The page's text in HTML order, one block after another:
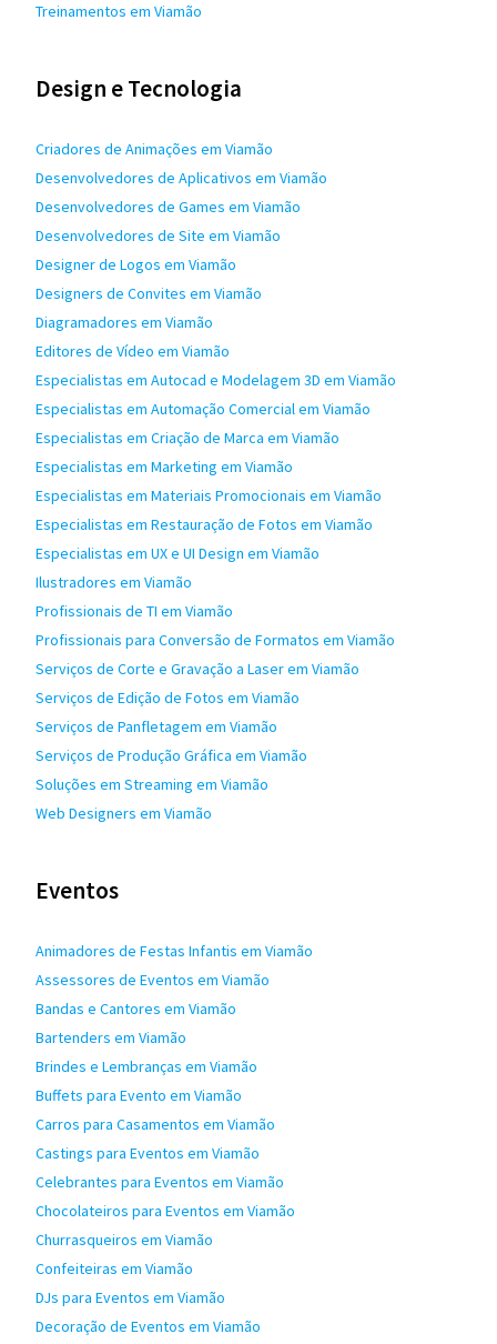
Treinamentos em Viamão
Design e Tecnologia
Criadores de Animações em Viamão
Desenvolvedores de Aplicativos em Viamão
Desenvolvedores de Games em Viamão
Desenvolvedores de Site em Viamão
Designer de Logos em Viamão
Designers de Convites em Viamão
Diagramadores em Viamão
Editores de Vídeo em Viamão
Especialistas em Autocad e Modelagem 3D em Viamão
Especialistas em Automação Comercial em Viamão
Especialistas em Criação de Marca em Viamão
Especialistas em Marketing em Viamão
Especialistas em Materiais Promocionais em Viamão
Especialistas em Restauração de Fotos em Viamão
Especialistas em UX e UI Design em Viamão
Ilustradores em Viamão
Profissionais de TI em Viamão
Profissionais para Conversão de Formatos em Viamão
Serviços de Corte e Gravação a Laser em Viamão
Serviços de Edição de Fotos em Viamão
Serviços de Panfletagem em Viamão
Serviços de Produção Gráfica em Viamão
Soluções em Streaming em Viamão
Web Designers em Viamão
Eventos
Animadores de Festas Infantis em Viamão
Assessores de Eventos em Viamão
Bandas e Cantores em Viamão
Bartenders em Viamão
Brindes e Lembranças em Viamão
Buffets para Evento em Viamão
Carros para Casamentos em Viamão
Castings para Eventos em Viamão
Celebrantes para Eventos em Viamão
Chocolateiros para Eventos em Viamão
Churrasqueiros em Viamão
Confeiteiras em Viamão
DJs para Eventos em Viamão
Decoração de Eventos em Viamão